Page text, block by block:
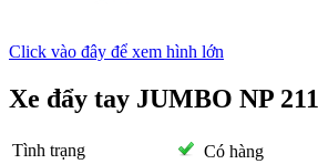
Click vào đây để xem hình lớn
Xe đẩy tay JUMBO NP 211
Tình trạng
Có hàng